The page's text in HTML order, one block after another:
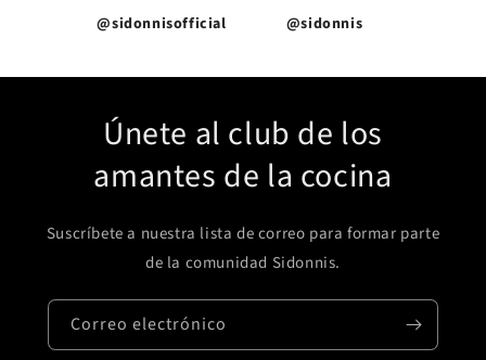
@sidonnisofficial @sidonnis
Únete al club de los
amantes de la cocina
Suscríbete a nuestra lista de correo para formar parte
de la comunidad Sidonnis.
Correo electrónico